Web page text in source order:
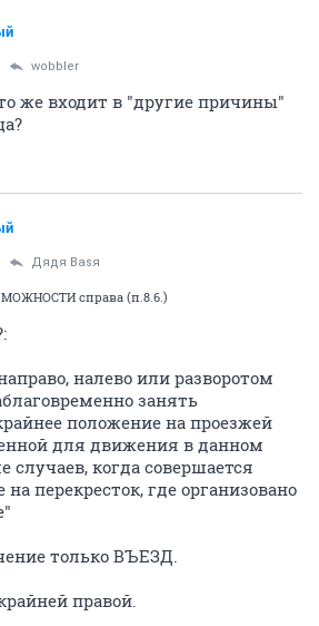
wobbler
же входит в "другие причины"
Дядя Ваsя
справа (п.8.6.)
налево или разворотом
занять
положение на проезжей
для движения в данном
случаев, когда совершается
перекресток, где организовано
только ВЪЕЗД.
правой.